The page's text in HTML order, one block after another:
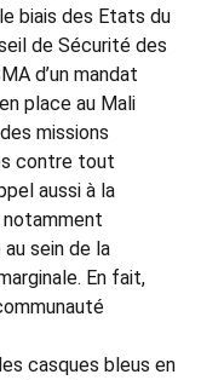
biais des Etats du
de Sécurité des
d’un mandat
place au Mali
missions
contre tout
aussi à la
notamment
sein de la
En fait,
casques bleus en